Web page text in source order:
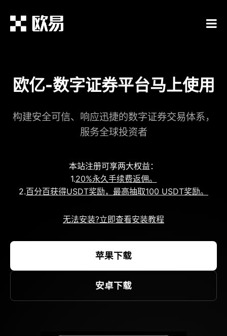
欧亿-数字证券平台马上使用
构建安全可信、响应迅捷的数字证券交易体系，
服务全球投资者
本站注册可享两大权益：
1.20%永久手续费返佣。
2.百分百获得USDT奖励，最高抽取100 USDT奖励。
无法安装?立即查看安装教程
苹果下载
安卓下载